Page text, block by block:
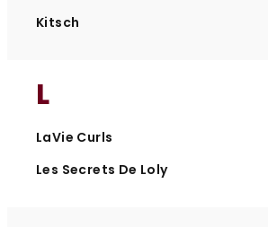
Kitsch
L
LaVie Curls
Les Secrets De Loly